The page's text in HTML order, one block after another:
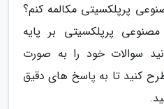
پرپلکسیتی مکالمه کنم؟
پرپلکسیتی بر پایه
سوالات خود را به صورت
کنید تا به پاسخ های دقیق